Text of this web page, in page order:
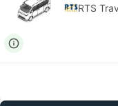
RTS